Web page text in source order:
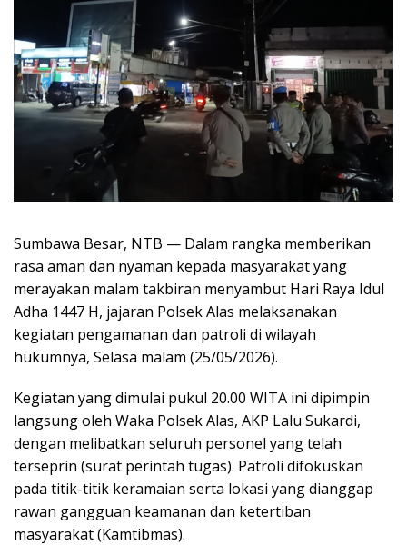
Sumbawa Besar, NTB — Dalam rangka memberikan
rasa aman dan nyaman kepada masyarakat yang
merayakan malam takbiran menyambut Hari Raya Idul
Adha 1447 H, jajaran Polsek Alas melaksanakan
kegiatan pengamanan dan patroli di wilayah
hukumnya, Selasa malam (25/05/2026).
Kegiatan yang dimulai pukul 20.00 WITA ini dipimpin
langsung oleh Waka Polsek Alas, AKP Lalu Sukardi,
dengan melibatkan seluruh personel yang telah
terseprin (surat perintah tugas). Patroli difokuskan
pada titik-titik keramaian serta lokasi yang dianggap
rawan gangguan keamanan dan ketertiban
masyarakat (Kamtibmas).